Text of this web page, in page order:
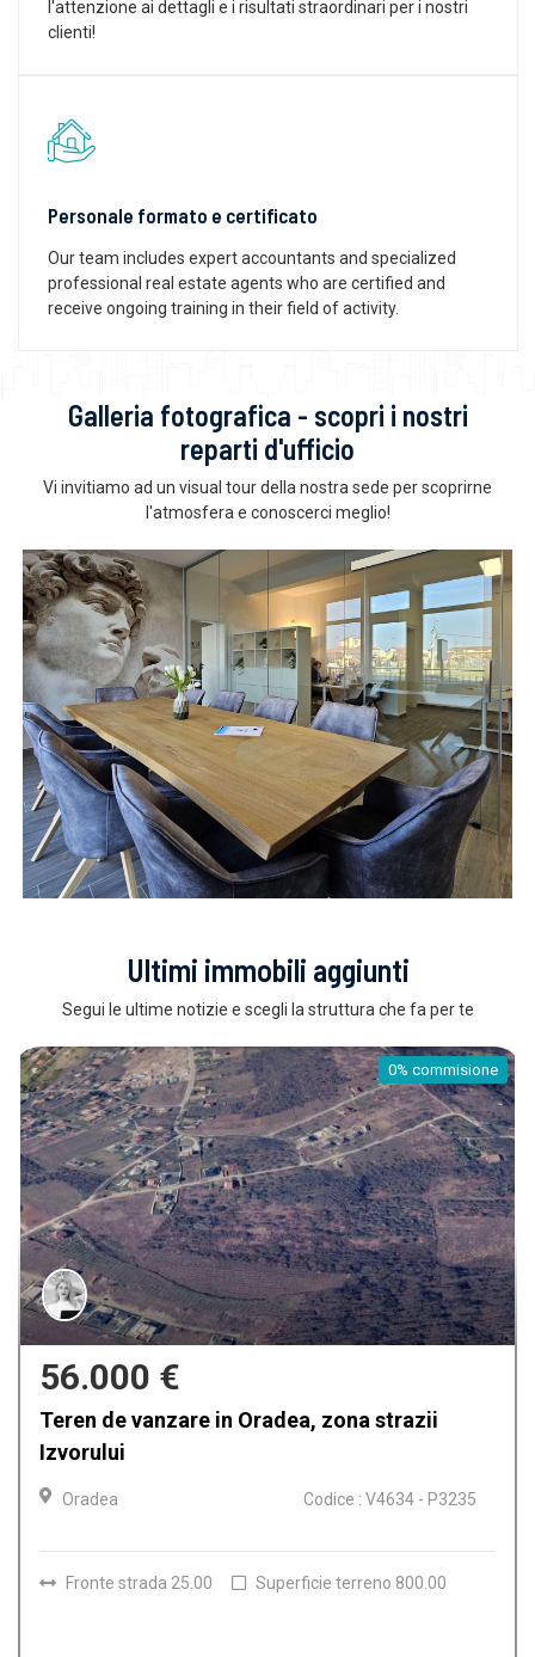
l'attenzione ai dettagli e i risultati straordinari per i nostri
clienti!
Personale formato e certificato
Our team includes expert accountants and specialized
professional real estate agents who are certified and
receive ongoing training in their field of activity.
Galleria fotografica - scopri i nostri
reparti d'ufficio
Vi invitiamo ad un visual tour della nostra sede per scoprirne
l'atmosfera e conoscerci meglio!
Ultimi immobili aggiunti
Segui le ultime notizie e scegli la struttura che fa per te
0% commisione
159.900 €
Casa de vanzare in Oradea, Iosia
Camere 4 Bagni 2
Superficie terreno 150.00